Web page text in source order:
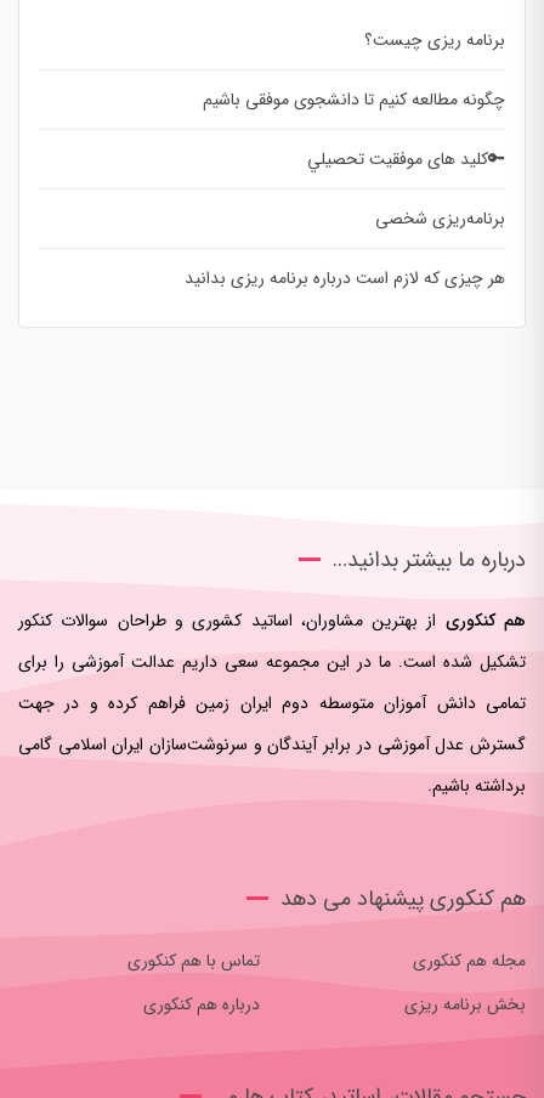
برنامه ریزی چیست؟
چگونه مطالعه کنیم تا دانشجوی موفقی باشیم
🔑کلید های موفقيت تحصيلي
برنامه‌ریزی شخصی
هر چیزی که لازم است درباره برنامه ریزی بدانید
درباره ما بیشتر بدانید…
هم کنکوری از بهترین مشاوران، اساتید کشوری و طراحان سوالات کنکور
تشکیل شده است. ما در این مجموعه سعی داریم عدالت آموزشی را برای
تمامی دانش آموزان متوسطه دوم ایران زمین فراهم کرده و در جهت
گسترش عدل آموزشی در برابر آیندگان و سرنوشت‌سازان ایران اسلامی‌ گامی
برداشته باشیم.
هم کنکوری پیشنهاد می دهد
مجله هم کنکوری
تماس با هم کنکوری
بخش برنامه ریزی
درباره هم کنکوری